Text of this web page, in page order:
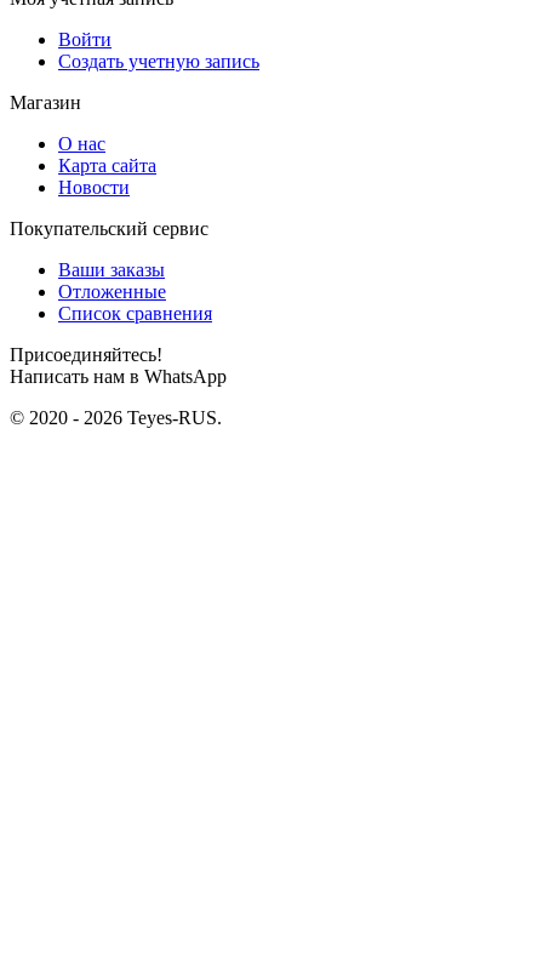
Войти
Создать учетную запись
Магазин
О нас
Карта сайта
Новости
Покупательский сервис
Ваши заказы
Отложенные
Список сравнения
Присоединяйтесь!
Написать нам в WhatsApp
© 2020 - 2026 Teyes-RUS.